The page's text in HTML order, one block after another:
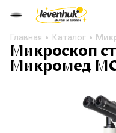
Главная Каталог
Микроскоп
Микромед